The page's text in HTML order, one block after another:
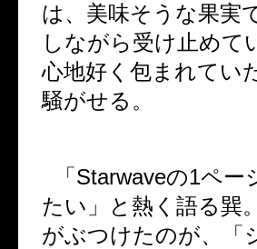
は、美味そうな果実
しながら受け止めて
心地好く包まれてい
騒がせる。
「 Starwaveの1ペー
たい」と熱く語る巽
がぶつけたのが、「